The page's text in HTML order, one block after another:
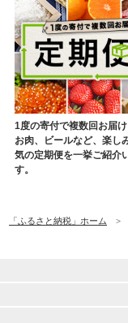
1度の寄付で複数回お届
お肉、ビールなど、楽し
気の定期便を一挙ご紹介
す。
「ふるさと納税」ホーム